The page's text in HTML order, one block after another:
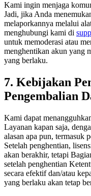
Kami ingin menjaga
Jadi, jika Anda
melaporkannya melalui
menghubungi kami di
untuk memoderasi atau
menghentikan akun yang
yang berlaku.
7. Kebijakan
Pengembalian
Kami dapat
Layanan kapan saja,
alasan apa pun, termasuk
Setelah penghentian,
akan berakhir, tetapi
setelah penghentian
secara efektif dan/atau
yang berlaku akan tetap